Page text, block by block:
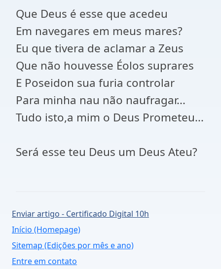
Que Deus é esse que acedeu
Em navegares em meus mares?
Eu que tivera de aclamar a Zeus
Que não houvesse Éolos suprares
E Poseidon sua furia controlar
Para minha nau não naufragar...
Tudo isto,a mim o Deus Prometeu...
Será esse teu Deus um Deus Ateu?
Enviar artigo - Certificado Digital 10h
Início (Homepage)
Sitemap (Edições por mês e ano)
Entre em contato